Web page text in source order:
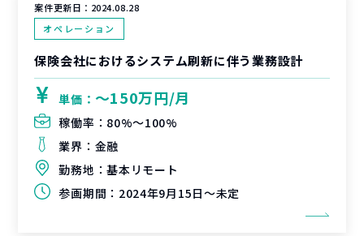
案件更新日： 2024.08.28
オペレーション
保険会社におけるシステム刷新に伴う業務設計
単価： 〜150万円/月
稼働率： 80%〜100%
業界： 金融
勤務地：基本リモート
参画期間： 2024年9月15日～未定